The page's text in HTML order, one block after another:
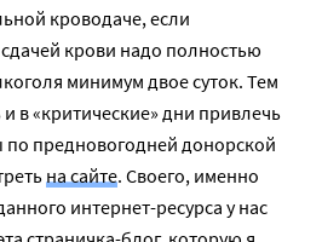
кроводаче, если
крови надо полностью
минимум двое суток. Тем
в «критические» дни привлечь
предновогодней донорской
на сайте. Своего, именно
интернет-ресурса у нас